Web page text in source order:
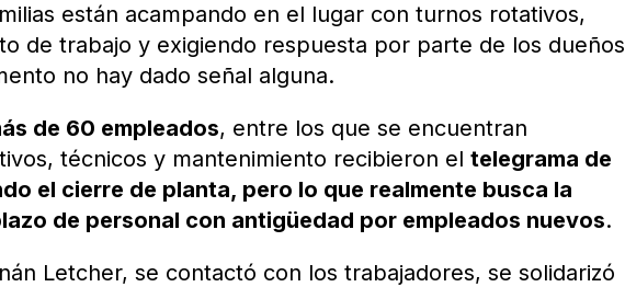
están acampando en el lugar con turnos rotativos,
de trabajo y exigiendo respuesta por parte de los dueños
no hay dado señal alguna.
de 60 empleados, entre los que se encuentran
técnicos y mantenimiento recibieron eltelegrama de
el cierre de planta, pero lo que realmente busca la
de personal con antigüedad por empleados nuevos.
Letcher, se contactó con los trabajadores, se solidarizó